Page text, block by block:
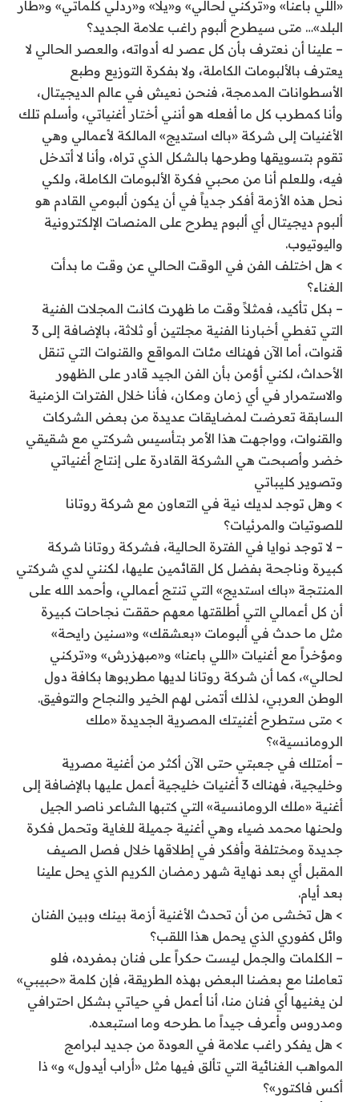
«اللي باعنا» و«تركني لحالي» و«يلا» و«ردلي كلماتي» و«طار
البلد»… متى سيطرح ألبوم راغب علامة الجديد؟
– علينا أن نعترف بأن كل عصر له أدواته، والعصر الحالي لا
يعترف بالألبومات الكاملة، ولا بفكرة التوزيع وطبع
الأسطوانات المدمجة، فنحن نعيش في عالم الديجيتال،
وأنا كمطرب كل ما أفعله هو أنني أختار أغنياتي، وأسلم تلك
الأغنيات إلى شركة «باك استديج» المالكة لأعمالي وهي
تقوم بتسويقها وطرحها بالشكل الذي تراه، وأنا لا أتدخل
فيه، وللعلم أنا من محبي فكرة الألبومات الكاملة، ولكي
نحل هذه الأزمة أفكر جدياً في أن يكون ألبومي القادم هو
ألبوم ديجيتال أي ألبوم يطرح على المنصات الإلكترونية
واليوتيوب.
> هل اختلف الفن في الوقت الحالي عن وقت ما بدأت
الغناء؟
– بكل تأكيد، فمثلاً وقت ما ظهرت كانت المجلات الفنية
التي تغطي أخبارنا الفنية مجلتين أو ثلاثة، بالإضافة إلى 3
قنوات، أما الآن فهناك مئات المواقع والقنوات التي تنقل
الأحداث، لكني أؤمن بأن الفن الجيد قادر على الظهور
والاستمرار في أي زمان ومكان، فأنا خلال الفترات الزمنية
السابقة تعرضت لمضايقات عديدة من بعض الشركات
والقنوات، وواجهت هذا الأمر بتأسيس شركتي مع شقيقي
خضر وأصبحت هي الشركة القادرة على إنتاج أغنياتي
وتصوير كليباتي
> وهل توجد لديك نية في التعاون مع شركة روتانا
للصوتيات والمرئيات؟
– لا توجد نوايا في الفترة الحالية، فشركة روتانا شركة
كبيرة وناجحة بفضل كل القائمين عليها، لكنني لدي شركتي
المنتجة «باك استديج» التي تنتج أعمالي، وأحمد الله على
أن كل أعمالي التي أطلقتها معهم حققت نجاحات كبيرة
مثل ما حدث في ألبومات «بعشقك» و«سنين رايحة»
ومؤخراً مع أغنيات «اللي باعنا» و«مبهزرش» و«تركني
لحالي»، كما أن شركة روتانا لديها مطربوها بكافة دول
الوطن العربي، لذلك أتمنى لهم الخير والنجاح والتوفيق.
> متى ستطرح أغنيتك المصرية الجديدة «ملك
الرومانسية»؟
– أمتلك في جعبتي حتى الآن أكثر من أغنية مصرية
وخليجية، فهناك 3 أغنيات خليجية أعمل عليها بالإضافة إلى
أغنية «ملك الرومانسية» التي كتبها الشاعر ناصر الجيل
ولحنها محمد ضياء وهي أغنية جميلة للغاية وتحمل فكرة
جديدة ومختلفة وأفكر في إطلاقها خلال فصل الصيف
المقبل أي بعد نهاية شهر رمضان الكريم الذي يحل علينا
بعد أيام.
> هل تخشى من أن تحدث الأغنية أزمة بينك وبين الفنان
وائل كفوري الذي يحمل هذا اللقب؟
– الكلمات والجمل ليست حكراً على فنان بمفرده، فلو
تعاملنا مع بعضنا البعض بهذه الطريقة، فإن كلمة «حبيبي»
لن يغنيها أي فنان منا، أنا أعمل في حياتي بشكل احترافي
ومدروس وأعرف جيداً ما ـطرحه وما استبعده.
> هل يفكر راغب علامة في العودة من جديد لبرامج
المواهب الغنائية التي تألق فيها مثل «أراب أيدول» و» ذا
أكس فاكتور»؟